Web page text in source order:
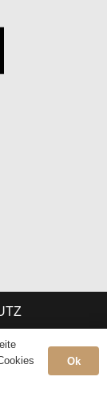
Ok